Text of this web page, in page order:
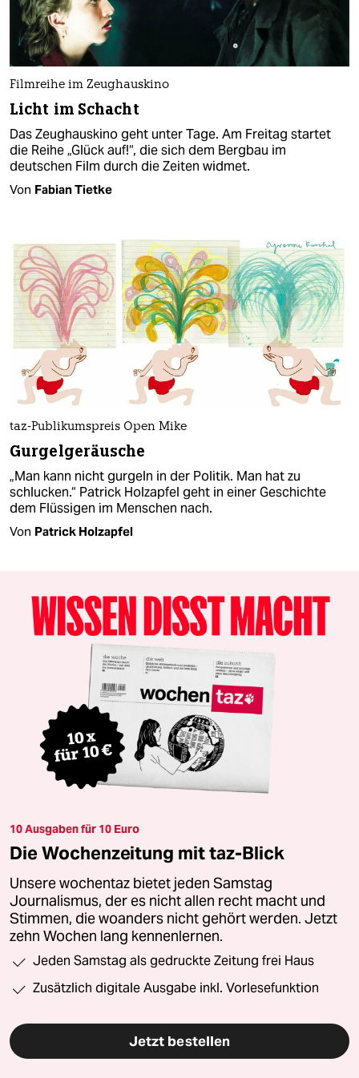
Filmreihe im Zeughauskino
Licht im Schacht
Das Zeughauskino geht unter Tage. Am Freitag startet
die Reihe „Glück auf!“, die sich dem Bergbau im
deutschen Film durch die Zeiten widmet.
Von Fabian Tietke
taz-Publikumspreis Open Mike
Gurgelgeräusche
„Man kann nicht gurgeln in der Politik. Man hat zu
schlucken.“ Patrick Holzapfel geht in einer Geschichte
dem Flüssigen im Menschen nach.
Von Patrick Holzapfel
10 Ausgaben für 10 Euro
Die Wochenzeitung mit taz-Blick
Unsere wochentaz bietet jeden Samstag
Journalismus, der es nicht allen recht macht und
Stimmen, die woanders nicht gehört werden. Jetzt
zehn Wochen lang kennenlernen.
Jeden Samstag als gedruckte Zeitung frei Haus
Zusätzlich digitale Ausgabe inkl. Vorlesefunktion
Jetzt bestellen